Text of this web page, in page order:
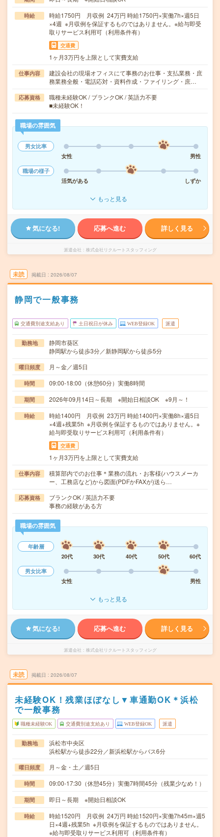
時給
時給1750円 月収例 24万円 時給1750円×実働7h×週5日
×4週 ※月収例を保証するものではありません。※給与即受
取りサービス利用可（利用条件有）
交通費
1ヶ月3万円を上限として実費支給
仕事内容
建設会社の現場オフィスにて事務のお仕事・支払業務・庶
務業務全般・電話応対・資料作成・ファイリング・庶…
応募資格
職種未経験OK / ブランクOK / 英語力不要
■未経験OK！
職場の雰囲気
男女比率
女性
男性
職場の様子
活気がある
しずか
もっと見る
気になる! 応募へ進む 詳しく見る
派遣会社 株式会社リクルートスタッフィング
未読 掲載日 2026/08/07
静岡で一般事務
交通費別途支給あり 土日祝日が休み WEB登録OK 派遣
勤務地
静岡市葵区
静岡駅から徒歩3分／新静岡駅から徒歩5分
曜日頻度 月～金／週5日
時間 09:00-18:00（休憩60分）実働8時間
期間 2026年09月14日～長期 ※開始日相談OK ※9月～！
時給
時給1400円 月収例 23万円 時給1400円×実働8h×週5日
×4週+残業5h ※月収例を保証するものではありません。※
給与即受取りサービス利用可（利用条件有）
交通費
1ヶ月3万円を上限として実費支給
仕事内容
積算部内でのお仕事＊業務の流れ・お客様(ハウスメーカ
ー、工務店など)から図面(PDFかFAXが)送ら…
応募資格
ブランクOK / 英語力不要
事務の経験がある方
職場の雰囲気
年齢層
20代
30代 40代 50代
60代
男女比率
女性
男性
もっと見る
気になる! 応募へ進む 詳しく見る
派遣会社 株式会社リクルートスタッフィング
未読 掲載日 2026/08/07
未経験OK！残業ほぼなし▼車通勤OK＊浜松
で一般事務
職種未経験OK 交通費別途支給あり WEB登録OK 派遣
勤務地
浜松市中央区
浜松駅から徒歩22分／新浜松駅からバス6分
曜日頻度 月～金・土／週5日
時間 09:00-17:30（休憩45分）実働7時間45分（残業少なめ！）
期間 即日～長期 ※開始日相談OK
時給
時給1520円 月収例 24万円 時給1520円×実働7h45m×週5
日×4週+残業5h ※月収例を保証するものではありません。
※給与即受取りサービス利用可（利用条件有）